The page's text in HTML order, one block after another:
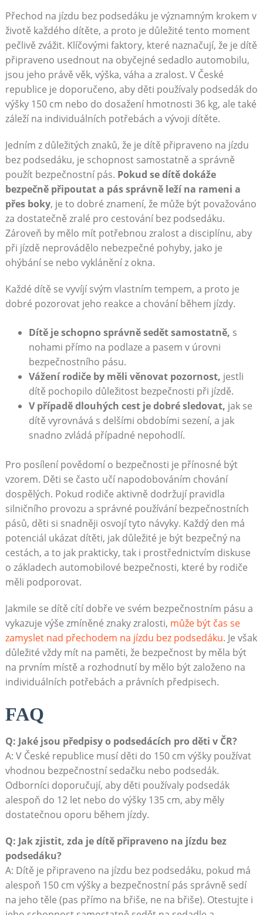
Přechod na jízdu bez podsedáku je významným krokem v
životě každého dítěte, a proto je důležité tento moment
pečlivě zvážit. Klíčovými faktory, které naznačují, že je dítě
připraveno usednout na obyčejné sedadlo automobilu,
jsou jeho právě věk, výška, váha a zralost. V České
republice je doporučeno, aby děti používaly podsedák do
výšky 150 cm nebo do dosažení hmotnosti 36 kg, ale také
záleží na individuálních potřebách a vývoji dítěte.
Jedním z důležitých znaků, že je dítě připraveno na jízdu
bez podsedáku, je schopnost samostatně a správně
použít bezpečnostní pás. Pokud se dítě dokáže
bezpečně připoutat a pás správně leží na rameni a
přes boky, je to dobré znamení, že může být považováno
za dostatečně zralé pro cestování bez podsedáku.
Zároveň by mělo mít potřebnou zralost a disciplínu, aby
při jízdě neprovádělo nebezpečné pohyby, jako je
ohýbání se nebo vyklánění z okna.
Každé dítě se vyvíjí svým vlastním tempem, a proto je
dobré pozorovat jeho reakce a chování během jízdy.
Dítě je schopno správně sedět samostatně, s
nohami přímo na podlaze a pasem v úrovni
bezpečnostního pásu.
Vážení rodiče by měli věnovat pozornost, jestli
dítě pochopilo důležitost bezpečnosti při jízdě.
V případě dlouhých cest je dobré sledovat, jak se
dítě vyrovnává s delšími obdobími sezení, a jak
snadno zvládá případné nepohodlí.
Pro posílení povědomí o bezpečnosti je přínosné být
vzorem. Děti se často učí napodobováním chování
dospělých. Pokud rodiče aktivně dodržují pravidla
silničního provozu a správné používání bezpečnostních
pásů, děti si snadněji osvojí tyto návyky. Každý den má
potenciál ukázat dítěti, jak důležité je být bezpečný na
cestách, a to jak prakticky, tak i prostřednictvím diskuse
o základech automobilové bezpečnosti, které by rodiče
měli podporovat.
Jakmile se dítě cítí dobře ve svém bezpečnostním pásu a
vykazuje výše zmíněné znaky zralosti, může být čas se
zamyslet nad přechodem na jízdu bez podsedáku. Je však
důležité vždy mít na paměti, že bezpečnost by měla být
na prvním místě a rozhodnutí by mělo být založeno na
individuálních potřebách a právních předpisech.
FAQ
Q: Jaké jsou předpisy o podsedácích pro děti v ČR?
A: V České republice musí děti do 150 cm výšky používat
vhodnou bezpečnostní sedačku nebo podsedák.
Odborníci doporučují, aby děti používaly podsedák
alespoň do 12 let nebo do výšky 135 cm, aby měly
dostatečnou oporu během jízdy.
Q: Jak zjistit, zda je dítě připraveno na jízdu bez
podsedáku?
A: Dítě je připraveno na jízdu bez podsedáku, pokud má
alespoň 150 cm výšky a bezpečnostní pás správně sedí
na jeho těle (pas přímo na břiše, ne na břiše). Otestujte i